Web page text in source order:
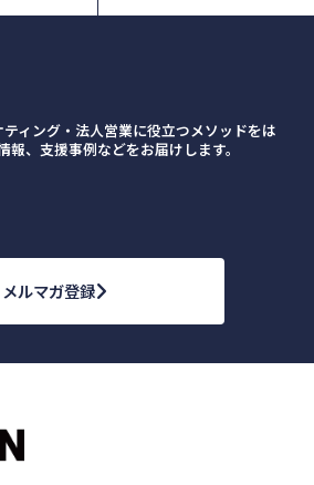
ィング・法人営業に役立つメソッドをは
報、支援事例などをお届けします。
メルマガ登録